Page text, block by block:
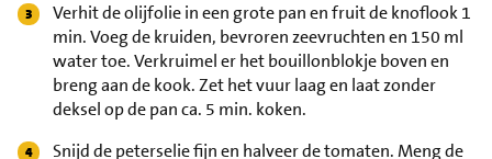
Verhit de olijfolie in een grote pan en fruit de knoflook 1
min. Voeg de kruiden, bevroren zeevruchten en 150 ml
water toe. Verkruimel er het bouillonblokje boven en
breng aan de kook. Zet het vuur laag en laat zonder
deksel op de pan ca. 5 min. koken.
Snijd de peterselie fijn en halveer de tomaten. Meng de